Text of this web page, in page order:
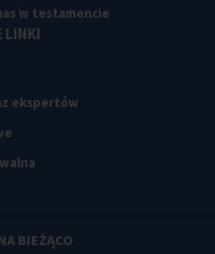
w testamencie
LINKI
ekspertów
BIEŻĄCO